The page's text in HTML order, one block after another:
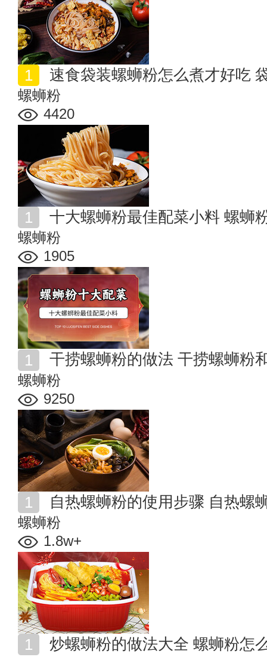
速食袋装螺蛳粉怎么煮才好吃
螺蛳粉
4420
十大螺蛳粉最佳配菜小料 螺蛳
螺蛳粉
1905
干捞螺蛳粉的做法 干捞螺蛳粉
螺蛳粉
9250
自热螺蛳粉的使用步骤 自热螺
螺蛳粉
1.8w+
炒螺蛳粉的做法大全 螺蛳粉怎